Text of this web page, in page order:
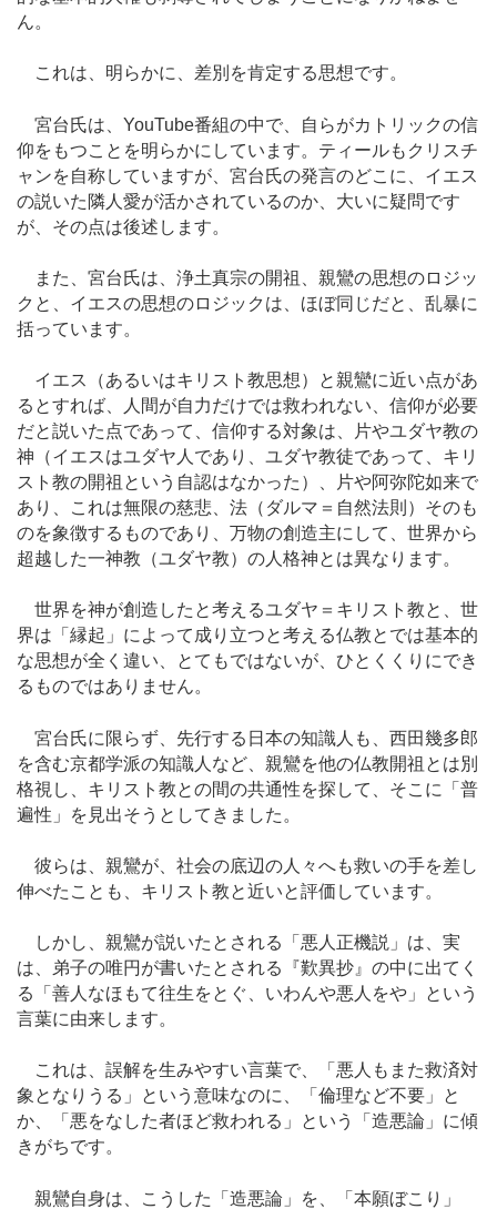
ん。
これは、明らかに、差別を肯定する思想です。
宮台氏は、YouTube番組の中で、自らがカトリックの信
仰をもつことを明らかにしています。ティールもクリスチ
ャンを自称していますが、宮台氏の発言のどこに、イエス
の説いた隣人愛が活かされているのか、大いに疑問です
が、その点は後述します。
また、宮台氏は、浄土真宗の開祖、親鸞の思想のロジッ
クと、イエスの思想のロジックは、ほぼ同じだと、乱暴に
括っています。
イエス（あるいはキリスト教思想）と親鸞に近い点があ
るとすれば、人間が自力だけでは救われない、信仰が必要
だと説いた点であって、信仰する対象は、片やユダヤ教の
神（イエスはユダヤ人であり、ユダヤ教徒であって、キリ
スト教の開祖という自認はなかった）、片や阿弥陀如来で
あり、これは無限の慈悲、法（ダルマ＝自然法則）そのも
のを象徴するものであり、万物の創造主にして、世界から
超越した一神教（ユダヤ教）の人格神とは異なります。
世界を神が創造したと考えるユダヤ＝キリスト教と、世
界は「縁起」によって成り立つと考える仏教とでは基本的
な思想が全く違い、とてもではないが、ひとくくりにでき
るものではありません。
宮台氏に限らず、先行する日本の知識人も、西田幾多郎
を含む京都学派の知識人など、親鸞を他の仏教開祖とは別
格視し、キリスト教との間の共通性を探して、そこに「普
遍性」を見出そうとしてきました。
彼らは、親鸞が、社会の底辺の人々へも救いの手を差し
伸べたことも、キリスト教と近いと評価しています。
しかし、親鸞が説いたとされる「悪人正機説」は、実
は、弟子の唯円が書いたとされる『歎異抄』の中に出てく
る「善人なほもて往生をとぐ、いわんや悪人をや」という
言葉に由来します。
これは、誤解を生みやすい言葉で、「悪人もまた救済対
象となりうる」という意味なのに、「倫理など不要」と
か、「悪をなした者ほど救われる」という「造悪論」に傾
きがちです。
親鸞自身は、こうした「造悪論」を、「本願ぼこり」